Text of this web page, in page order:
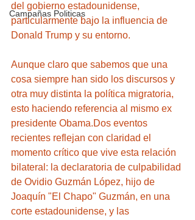
Campañas Politicas
del gobierno estadounidense,
particularmente bajo la influencia de
Donald Trump y su entorno.
Aunque claro que sabemos que una
cosa siempre han sido los discursos y
otra muy distinta la política migratoria,
esto haciendo referencia al mismo ex
presidente Obama.Dos eventos
recientes reflejan con claridad el
momento crítico que vive esta relación
bilateral: la declaratoria de culpabilidad
de Ovidio Guzmán López, hijo de
Joaquín "El Chapo" Guzmán, en una
corte estadounidense, y las